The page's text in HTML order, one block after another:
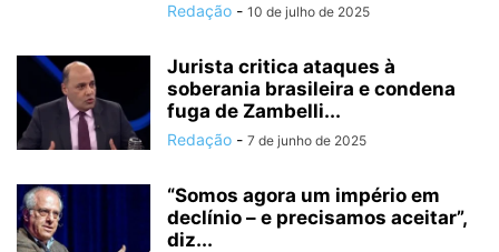
Redação - 10 de julho de 2025
Jurista critica ataques à
soberania brasileira e condena
fuga de Zambelli...
Redação - 7 de junho de 2025
“Somos agora um império em
declínio – e precisamos aceitar”,
diz...